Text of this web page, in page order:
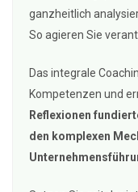
ganzheitlich
So agieren Sie
Das integrale
Kompetenzen und
Reflexionen
den komplexen